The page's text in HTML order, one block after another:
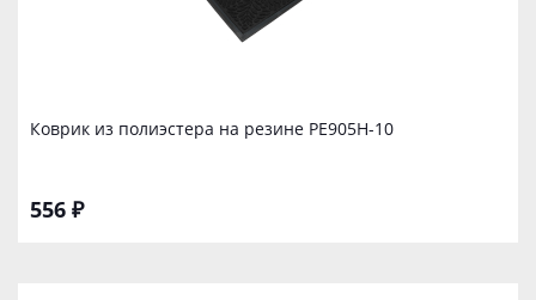
Коврик из полиэстера на резине PE905Н-10
556 ₽